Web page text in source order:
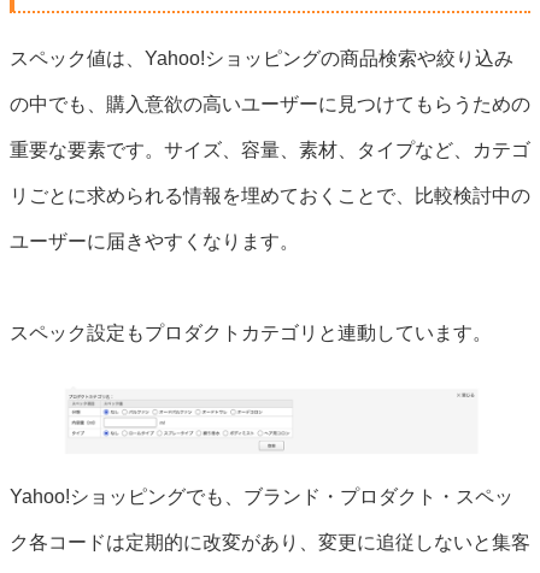
スペック値は、Yahoo!ショッピングの商品検索や絞り込み
の中でも、購入意欲の高いユーザーに見つけてもらうための
重要な要素です。サイズ、容量、素材、タイプなど、カテゴ
リごとに求められる情報を埋めておくことで、比較検討中の
ユーザーに届きやすくなります。
スペック設定もプロダクトカテゴリと連動しています。
Yahoo!ショッピングでも、ブランド・プロダクト・スペッ
ク各コードは定期的に改変があり、変更に追従しないと集客